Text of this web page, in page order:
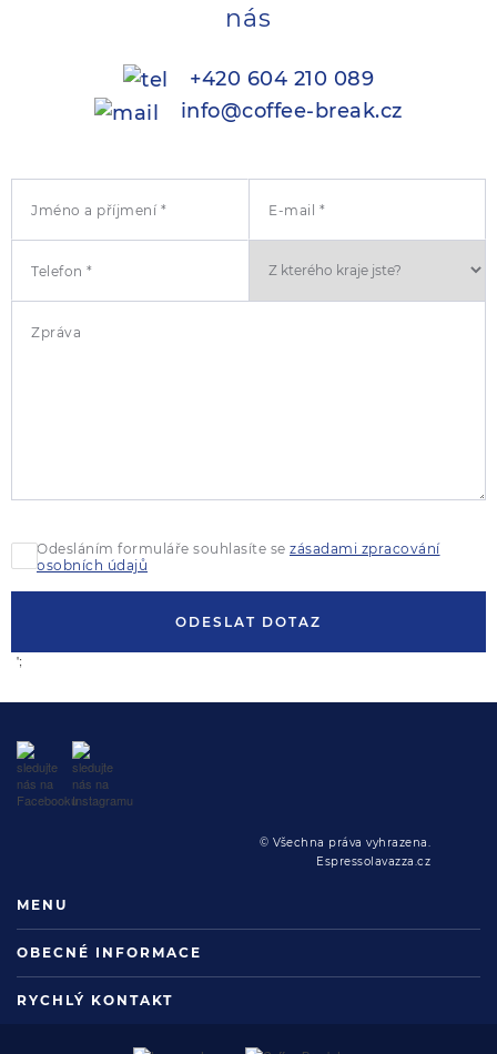
nás
+420 604 210 089
info@coffee-break.cz
Jméno a příjmení * E-mail *
Telefon *
Zpráva
Odesláním formuláře souhlasíte se zásadami zpracování
osobních údajů
ODESLAT DOTAZ
';
© Všechna práva vyhrazena.
Espressolavazza.cz
MENU
OBECNÉ INFORMACE
RYCHLÝ KONTAKT